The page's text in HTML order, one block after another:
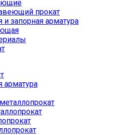
прокат
и запорная арматура
арматура